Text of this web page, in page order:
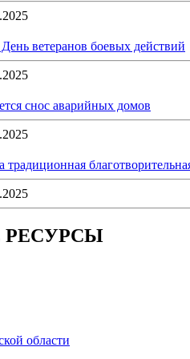
ветеранов боевых действий
снос аварийных домов
традиционная
области